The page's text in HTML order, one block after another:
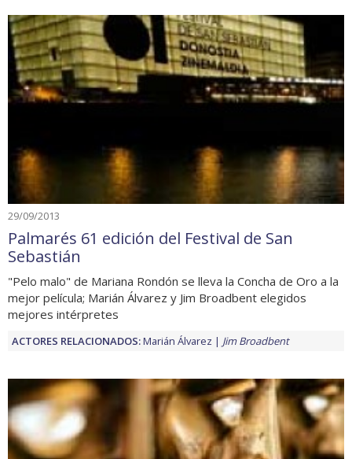
29/09/2013
Palmarés 61 edición del Festival de San
Sebastián
"Pelo malo" de Mariana Rondón se lleva la Concha de Oro a la
mejor película; Marián Álvarez y Jim Broadbent elegidos
mejores intérpretes
ACTORES RELACIONADOS:Marián Álvarez Jim Broadbent